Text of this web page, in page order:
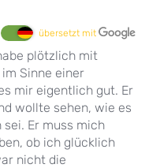
übersetzt mit
plötzlich mit
Sinne einer
mir eigentlich gut. Er
wollte sehen, wie es
Er muss mich
ob ich glücklich
nicht die